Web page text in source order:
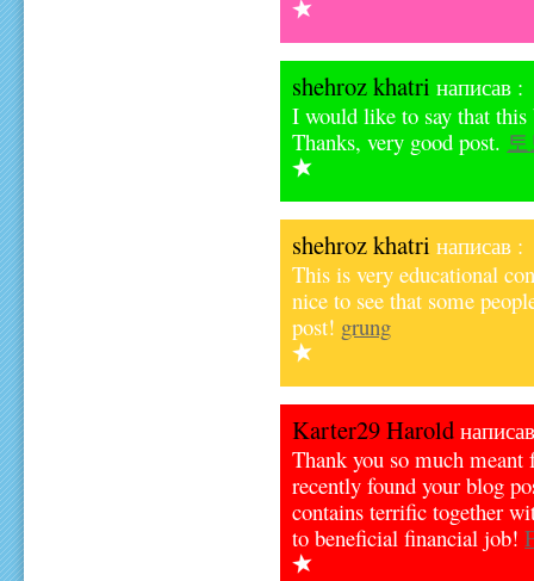
shehroz khatri написав :
I would like to say that
Thanks, very good post.
shehroz khatri написав :
This is very educational
nice to see that some
post! grung
Karter29 Harold
Thank you so much
recently found your blog
contains terrific together
to beneficial financial job!